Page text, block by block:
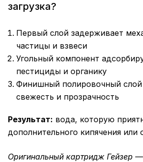
загрузка?
Первый слой задерживает
частицы и взвеси
Угольный компонент
пестициды и органику
Финишный полировочный
свежесть и прозрачность
Результат: вода, которую
дополнительного кипячения или
Оригинальный картридж Гейзер